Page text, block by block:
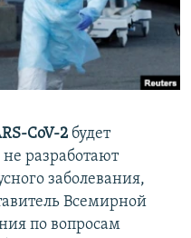
CoV-2 будет
разработают
заболевания,
Всемирной
по вопросам